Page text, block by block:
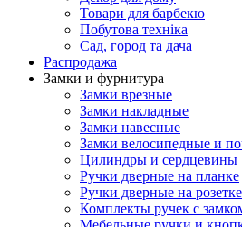
Товари для барбекю
Побутова техніка
Сад, город та дача
Распродажа
Замки и фурнитура
Замки врезные
Замки накладные
Замки навесные
Замки велосипедные и
Цилиндры и сердцевины
Ручки дверные на планке
Ручки дверные на розетке
Комплекты ручек с